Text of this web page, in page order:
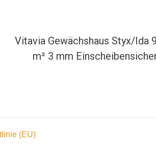
Vitavia Gewächshaus Styx/Ida
m² 3 mm
(EU)